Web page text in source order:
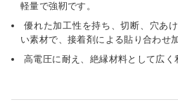
軽量で強靭です。
優れた加工性を持ち、切断、穴あ
い素材で、接着剤による貼り合わせ
高電圧に耐え、絶縁材料として広く